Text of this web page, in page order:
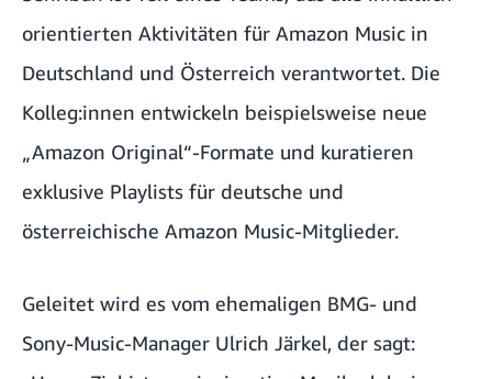
orientierten Aktivitäten für Amazon Music in
Deutschland und Österreich verantwortet. Die
Kolleg:innen entwickeln beispielsweise neue
„Amazon Original“-Formate und kuratieren
exklusive Playlists für deutsche und
österreichische Amazon Music-Mitglieder.
Geleitet wird es vom ehemaligen BMG- und
Sony-Music-Manager Ulrich Järkel, der sagt: